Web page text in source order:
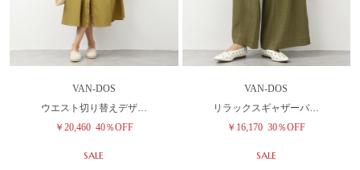
VAN-DOS
ウエスト切り替えデザ…
￥20,460 40％OFF
SALE
VAN-DOS
リラックスギャザーパ…
￥16,170 30％OFF
SALE